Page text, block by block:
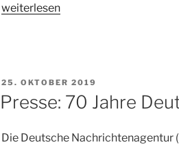
„Stadtportal
arbeiten“
weiterlesen
VERÖFFENTLICHT
AM
25. OKTOBER 2019
Presse: 70 Jahre
Die Deutsche Nachrichtenagentur